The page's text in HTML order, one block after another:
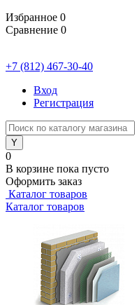
Избранное 0
Сравнение 0
+7 (812) 467-30-40
Вход
Регистрация
0
В корзине пока пусто
Оформить заказ
Каталог товаров
Каталог товаров